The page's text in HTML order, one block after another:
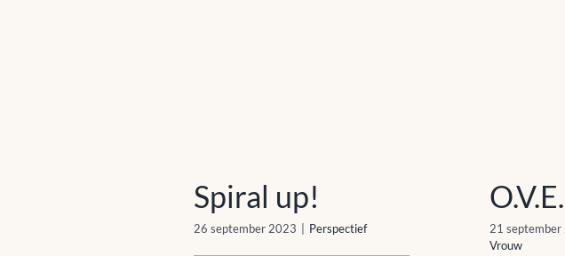
Spiral up!
26 september 2023 Perspectief 21 september
Vrouw